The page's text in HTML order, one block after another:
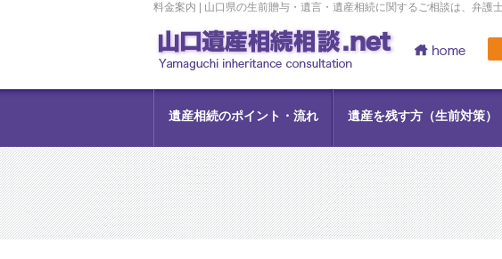
料金案内 | 山口県の生前贈与・遺言・遺産相続に関するご相談は、弁護
遺産相続のポイント・流れ 遺産を残す方（生前対策）